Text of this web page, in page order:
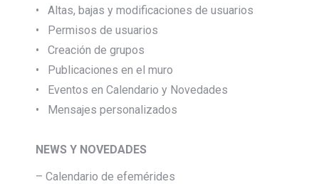
• Altas, bajas y modificaciones de usuarios
• Permisos de usuarios
• Creación de grupos
• Publicaciones en el muro
• Eventos en Calendario y Novedades
• Mensajes personalizados
NEWS Y NOVEDADES
– Calendario de efemérides